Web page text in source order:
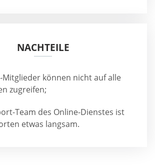
NACHTEILE
Mitglieder können nicht auf alle
zugreifen;
Team des Online-Dienstes ist
etwas langsam.